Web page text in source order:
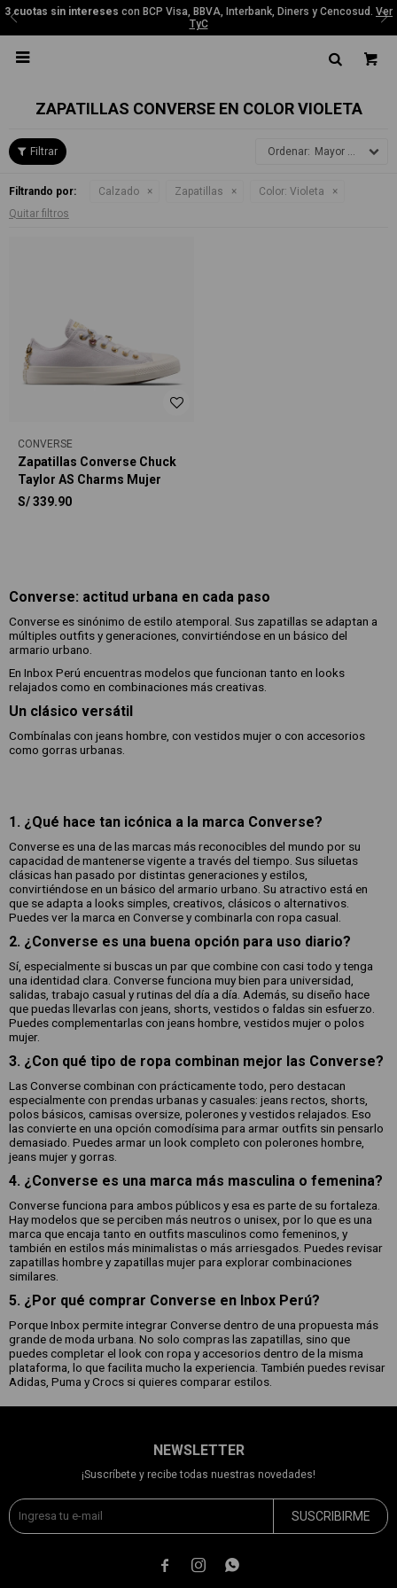
3 cuotas sin intereses con BCP Visa, BBVA, Interbank, Diners y Cencosud. Ver
TyC

ZAPATILLAS CONVERSE EN COLOR VIOLETA
Mayor precio
Filtrando por: Calzado Zapatillas Color: Violeta
Quitar filtros
CONVERSE
Zapatillas Converse Chuck
Taylor AS Charms Mujer
S/339.90
Converse: actitud urbana en cada paso
Converse es sinónimo de estilo atemporal. Sus zapatillas se adaptan a
múltiples outfits y generaciones, convirtiéndose en un básico del
armario urbano.
En Inbox Perú encuentras modelos que funcionan tanto en looks
relajados como en combinaciones más creativas.
Un clásico versátil
Combínalas con jeans hombre, con vestidos mujer o con accesorios
como gorras urbanas.
1. ¿Qué hace tan icónica a la marca Converse?
Converse es una de las marcas más reconocibles del mundo por su
capacidad de mantenerse vigente a través del tiempo. Sus siluetas
clásicas han pasado por distintas generaciones y estilos,
convirtiéndose en un básico del armario urbano. Su atractivo está en
que se adapta a looks simples, creativos, clásicos o alternativos.
Puedes ver la marca en Converse y combinarla con ropa casual.
2. ¿Converse es una buena opción para uso diario?
Sí, especialmente si buscas un par que combine con casi todo y tenga
una identidad clara. Converse funciona muy bien para universidad,
salidas, trabajo casual y rutinas del día a día. Además, su diseño hace
que puedas llevarlas con jeans, shorts, vestidos o faldas sin esfuerzo.
Puedes complementarlas con jeans hombre, vestidos mujer o polos
mujer.
3. ¿Con qué tipo de ropa combinan mejor las Converse?
Las Converse combinan con prácticamente todo, pero destacan
especialmente con prendas urbanas y casuales: jeans rectos, shorts,
polos básicos, camisas oversize, polerones y vestidos relajados. Eso
las convierte en una opción comodísima para armar outfits sin pensarlo
demasiado. Puedes armar un look completo con polerones hombre,
jeans mujer y gorras.
4. ¿Converse es una marca más masculina o femenina?
Converse funciona para ambos públicos y esa es parte de su fortaleza.
Hay modelos que se perciben más neutros o unisex, por lo que es una
marca que encaja tanto en outfits masculinos como femeninos, y
también en estilos más minimalistas o más arriesgados. Puedes revisar
zapatillas hombre y zapatillas mujer para explorar combinaciones
similares.
5. ¿Por qué comprar Converse en Inbox Perú?
Porque Inbox permite integrar Converse dentro de una propuesta más
grande de moda urbana. No solo compras las zapatillas, sino que
puedes completar el look con ropa y accesorios dentro de la misma
plataforma, lo que facilita mucho la experiencia. También puedes revisar
Adidas, Puma y Crocs si quieres comparar estilos.
NEWSLETTER
¡Suscríbete y recibe todas nuestras novedades!
SUSCRIBIRME
  